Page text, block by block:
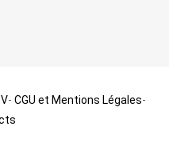
- CGU et Mentions Légales-